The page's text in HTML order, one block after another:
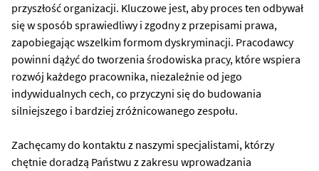
przyszłość organizacji. Kluczowe jest, aby proces ten odbywał
się w sposób sprawiedliwy i zgodny z przepisami prawa,
zapobiegając wszelkim formom dyskryminacji. Pracodawcy
powinni dążyć do tworzenia środowiska pracy, które wspiera
rozwój każdego pracownika, niezależnie od jego
indywidualnych cech, co przyczyni się do budowania
silniejszego i bardziej zróżnicowanego zespołu.
Zachęcamy do kontaktu z naszymi specjalistami, którzy
chętnie doradzą Państwu z zakresu wprowadzania